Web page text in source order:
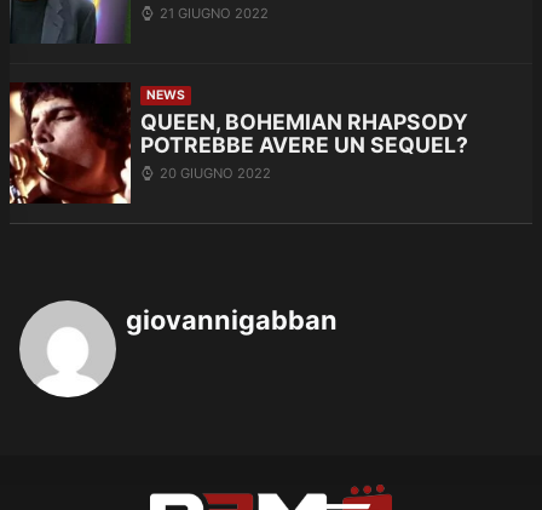
21 GIUGNO 2022
NEWS
QUEEN, BOHEMIAN RHAPSODY
POTREBBE AVERE UN SEQUEL?
20 GIUGNO 2022
giovannigabban